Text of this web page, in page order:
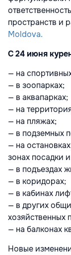
пространств и
Moldova.
С 24 июня
— на
— в зоопарках;
— в аквапарках;
— на
— на пляжах;
— в подземных
— на
зонах посадки
— в подъездах
— в коридорах;
— в кабинах
— в других
хозяйственных
— на балконах
Новые